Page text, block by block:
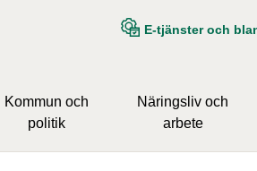
E-tjänster och
Kommun och
politik
Näringsliv och
arbete